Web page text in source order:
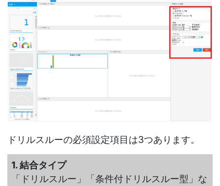
ドリルスルーの必須設定項目は3つあります。
1. 結合タイプ
「ドリルスルー」「条件付ドリルスルー型」な